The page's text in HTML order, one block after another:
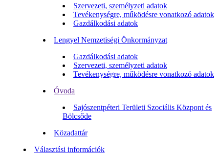
Szervezeti, személyzeti adatok
Tevékenységre, működésre vonatkozó adatok
Gazdálkodási adatok
Lengyel Nemzetiségi Önkormányzat
Gazdálkodási adatok
Szervezeti, személyzeti adatok
Tevékenységre, működésre vonatkozó adatok
Óvoda
Sajószentpéteri Területi Szociális Központ és
Bölcsőde
Közadattár
Választási információk